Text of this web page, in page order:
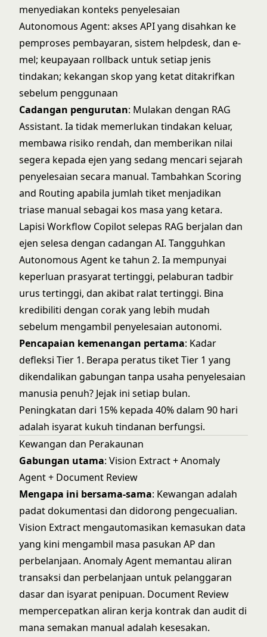
menyediakan konteks penyelesaian
Autonomous Agent: akses API yang disahkan ke
pemproses pembayaran, sistem helpdesk, dan e-
mel; keupayaan rollback untuk setiap jenis
tindakan; kekangan skop yang ketat ditakrifkan
sebelum penggunaan
Cadangan pengurutan: Mulakan dengan RAG
Assistant. Ia tidak memerlukan tindakan keluar,
membawa risiko rendah, dan memberikan nilai
segera kepada ejen yang sedang mencari sejarah
penyelesaian secara manual. Tambahkan Scoring
and Routing apabila jumlah tiket menjadikan
triase manual sebagai kos masa yang ketara.
Lapisi Workflow Copilot selepas RAG berjalan dan
ejen selesa dengan cadangan AI. Tangguhkan
Autonomous Agent ke tahun 2. Ia mempunyai
keperluan prasyarat tertinggi, pelaburan tadbir
urus tertinggi, dan akibat ralat tertinggi. Bina
kredibiliti dengan corak yang lebih mudah
sebelum mengambil penyelesaian autonomi.
Pencapaian kemenangan pertama: Kadar
defleksi Tier 1. Berapa peratus tiket Tier 1 yang
dikendalikan gabungan tanpa usaha penyelesaian
manusia penuh? Jejak ini setiap bulan.
Peningkatan dari 15% kepada 40% dalam 90 hari
adalah isyarat kukuh tindanan berfungsi.
Kewangan dan Perakaunan
Gabungan utama: Vision Extract+Anomaly
Agent+ Document Review
Mengapa ini bersama-sama: Kewangan adalah
padat dokumentasi dan didorong pengecualian.
Vision Extract mengautomasikan kemasukan data
yang kini mengambil masa pasukan AP dan
perbelanjaan. Anomaly Agent memantau aliran
transaksi dan perbelanjaan untuk pelanggaran
dasar dan isyarat penipuan. Document Review
mempercepatkan aliran kerja kontrak dan audit di
mana semakan manual adalah kesesakan.